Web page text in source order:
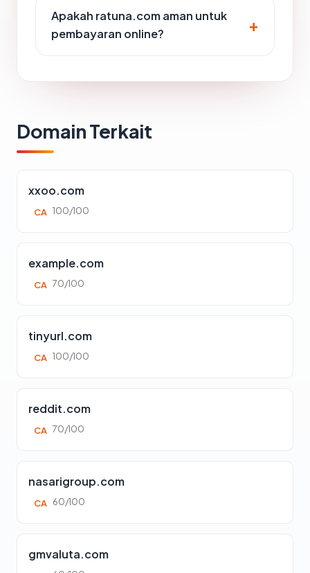
Apakah ratuna.com aman untuk
pembayaran online?
Domain Terkait
xxoo.com
CA 100/100
example.com
CA 70/100
tinyurl.com
CA 100/100
reddit.com
CA 70/100
nasarigroup.com
CA 60/100
gmvaluta.com